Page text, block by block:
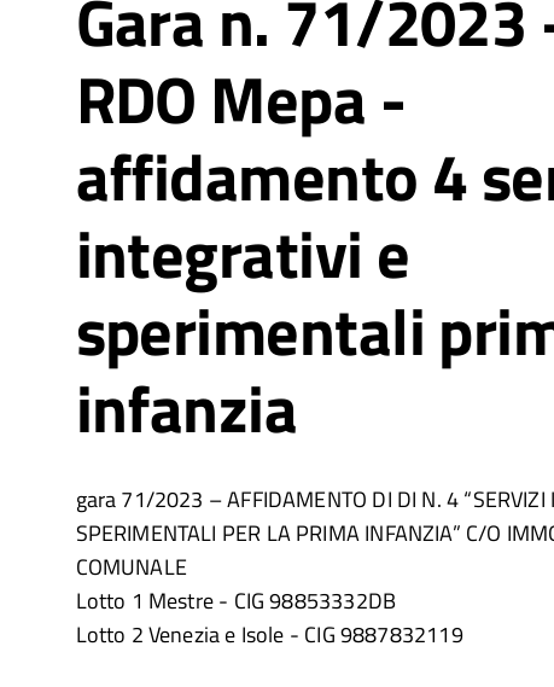
Gara n. 71/2023
RDO Mepa -
affidamento 4
integrativi e
sperimentali
infanzia
gara 71/2023 – AFFIDAMENTO DI DI N. 4 “SERVIZI
SPERIMENTALI PER LA PRIMA INFANZIA” C/O
COMUNALE
Lotto 1 Mestre - CIG 98853332DB
Lotto 2 Venezia e Isole - CIG 9887832119